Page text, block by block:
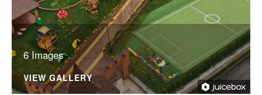
6 Images
VIEW GALLERY